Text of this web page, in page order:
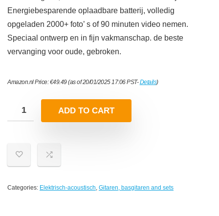
Energiebesparende oplaadbare batterij, volledig
opgeladen 2000+ foto’ s of 90 minuten video nemen.
Speciaal ontwerp en in fijn vakmanschap. de beste
vervanging voor oude, gebroken.
Amazon.nl Price:€49.49(as of 20/01/2025 17:06 PST-Details)
ADD TO CART
Categories: Elektrisch-acoustisch, Gitaren, basgitaren and sets